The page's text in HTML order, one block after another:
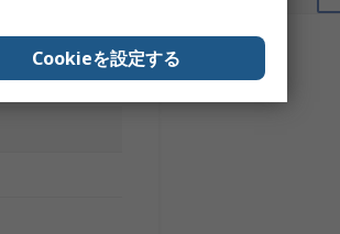
Cookieを設定する